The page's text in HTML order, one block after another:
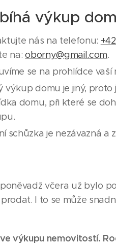
výkup
nás na telefonu:
na:oborny@gmail.com.
se na prohlídce vaší
výkup domu je jiný,
domu, při které se
schůzka je nezávazná a
včera už bylo
I to se může
výkupu nemovitostí.